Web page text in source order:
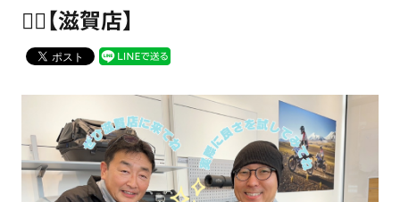
❤️‍🔥【滋賀店】